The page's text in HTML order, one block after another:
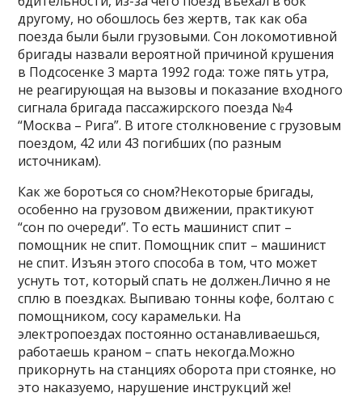
другому, но обошлось без жертв, так как оба
поезда были были грузовыми. Сон локомотивной
бригады назвали вероятной причиной крушения
в Подсосенке 3 марта 1992 года: тоже пять утра,
не реагирующая на вызовы и показание входного
сигнала бригада пассажирского поезда №4
“Москва – Рига”. В итоге столкновение с грузовым
поездом, 42 или 43 погибших (по разным
источникам).
Как же бороться со сном?Некоторые бригады,
особенно на грузовом движении, практикуют
“сон по очереди”. То есть машинист спит –
помощник не спит. Помощник спит – машинист
не спит. Изъян этого способа в том, что может
уснуть тот, который спать не должен.Лично я не
сплю в поездках. Выпиваю тонны кофе, болтаю с
помощником, сосу карамельки. На
электропоездах постоянно останавливаешься,
работаешь краном – спать некогда.Можно
прикорнуть на станциях оборота при стоянке, но
это наказуемо, нарушение инструкций же!